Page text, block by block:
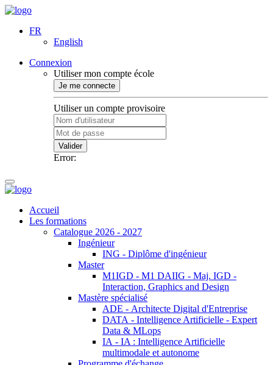
FR
English
Connexion
Utiliser mon compte école
Je me connecte
Utiliser un compte provisoire
Valider
Error:
Accueil
Les formations
Catalogue 2026 - 2027
Ingénieur
ING - Diplôme d'ingénieur
Master
M1IGD - M1 DAIIG - Maj. IGD -
Interaction, Graphics and Design
Mastère spécialisé
ADE - Architecte Digital d'Entreprise
DATA - Intelligence Artificielle - Expert
Data & MLops
IA - IA : Intelligence Artificielle
multimodale et autonome